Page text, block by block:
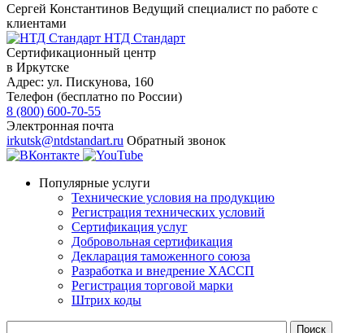
Сергей Константинов Ведущий специалист по работе с
клиентами
НТД Стандарт
Сертификационный центр
в Иркутске
Адрес: ул. Пискунова, 160
Телефон (бесплатно по России)
8 (800) 600-70-55
Электронная почта
irkutsk@ntdstandart.ru Обратный звонок
Популярные услуги
Технические условия на продукцию
Регистрация технических условий
Сертификация услуг
Добровольная сертификация
Декларация таможенного союза
Разработка и внедрение ХАССП
Регистрация торговой марки
Штрих коды